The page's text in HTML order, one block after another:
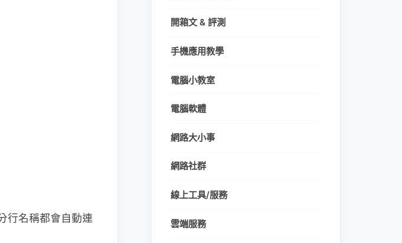
行名稱都會自動連
開箱文 & 評測
手機應用教學
電腦小教室
電腦軟體
網路大小事
網路社群
線上工具/服務
雲端服務